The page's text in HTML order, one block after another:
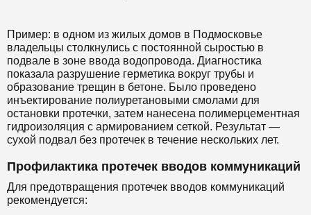
Пример: в одном из жилых домов в Подмосковье
владельцы столкнулись с постоянной сыростью в
подвале в зоне ввода водопровода. Диагностика
показала разрушение герметика вокруг трубы и
образование трещин в бетоне. Было проведено
инъектирование полиуретановыми смолами для
остановки протечки, затем нанесена полимерцементная
гидроизоляция с армированием сеткой. Результат —
сухой подвал без протечек в течение нескольких лет.
Профилактика протечек вводов коммуникаций
Для предотвращения протечек вводов коммуникаций
рекомендуется: